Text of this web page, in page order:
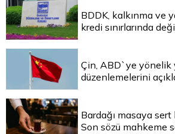
BDDK, kalkınma ve
kredi sınırlarında
Çin, ABD`ye yönelik
düzenlemelerini
Bardağı masaya
Son sözü mahkeme